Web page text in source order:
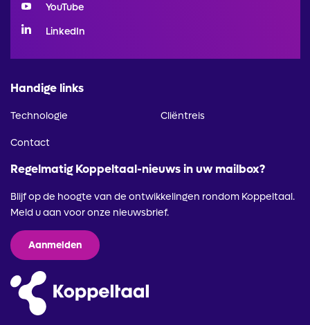
YouTube
LinkedIn
Handige links
Technologie Cliëntreis
Contact
Regelmatig Koppeltaal-nieuws in uw mailbox?
Blijf op de hoogte van de ontwikkelingen rondom Koppeltaal.
Meld u aan voor onze nieuwsbrief.
Aanmelden